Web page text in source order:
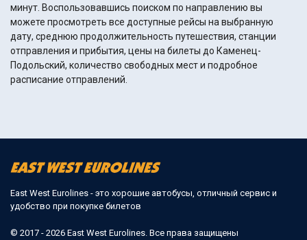
минут. Воспользовавшись поиском по направлению вы
можете просмотреть все доступные рейсы на выбранную
дату, среднюю продолжительность путешествия, станции
отправления и прибытия, цены на билеты до Каменец-
Подольский, количество свободных мест и подробное
расписание отправлений.
East West Eurolines - это хорошие автобусы, отличный сервис и
удобство при покупке билетов
© 2017 - 2026 East West Eurolines. Все права защищены